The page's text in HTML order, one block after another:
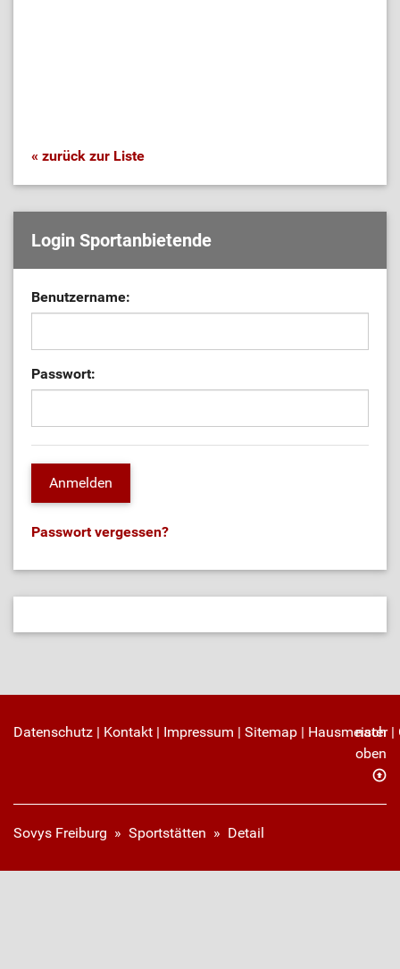
« zurück zur Liste
Login Sportanbietende
Benutzername:
Passwort:
Passwort vergessen?
Datenschutz | Kontakt | Impressum | Sitemap | Hausmeister|
nach
oben
Sovys Freiburg » Sportstätten » Detail